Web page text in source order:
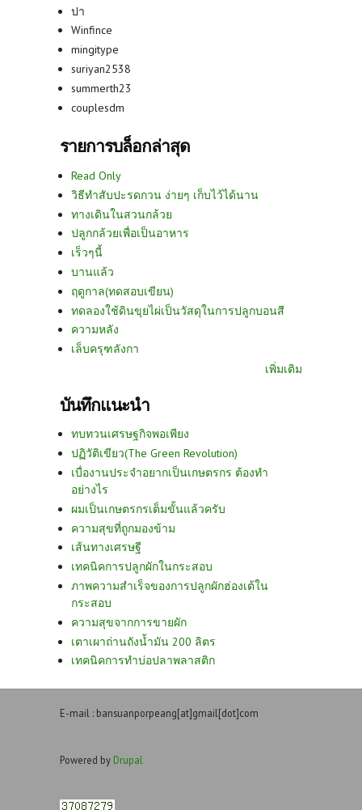
ปา
Winfince
mingitype
suriyan2538
summerth23
couplesdm
รายการบล็อกล่าสุด
Read Only
วิธีทำสับปะรดกวน ง่ายๆ เก็บไว้ได้นาน
ทางเดินในสวนกล้วย
ปลูกกล้วยเพื่อเป็นอาหาร
เร็วๆนี้
บานแล้ว
ฤดูกาล(ทดสอบเขียน)
ทดลองใช้ดินขุยไผ่เป็นวัสดุในการปลูกบอนสี
ความหลัง
เล็บครุฑลังกา
เพิ่มเติม
บันทึกแนะนำ
ทบทวนเศรษฐกิจพอเพียง
ปฏิวัติเขียว(The Green Revolution)
เบื่องานประจำอยากเป็นเกษตรกร ต้องทำ
อย่างไร
ผมเป็นเกษตรกรเต็มขั้นแล้วครับ
ความสุขที่ถูกมองข้าม
เส้นทางเศรษฐี
เทคนิคการปลูกผักในกระสอบ
ภาพความสำเร็จของการปลูกผักฮ่องเต้ใน
กระสอบ
ความสุขจากการขายผัก
เตาเผาถ่านถังน้ำมัน 200 ลิตร
เทคนิคการทำบ่อปลาพลาสติก
E-mail : bansuanporpeang[at]gmail[dot]com
Powered by Drupal